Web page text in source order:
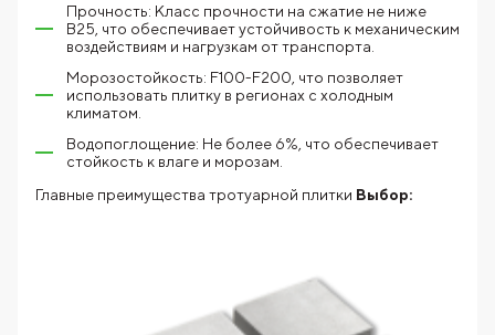
Прочность: Класс прочности на сжатие не ниже
В25, что обеспечивает устойчивость к механическим
воздействиям и нагрузкам от транспорта.
Морозостойкость: F100-F200, что позволяет
использовать плитку в регионах с холодным
климатом.
Водопоглощение: Не более 6%, что обеспечивает
стойкость к влаге и морозам.
Главные преимущества тротуарной плитки Выбор: